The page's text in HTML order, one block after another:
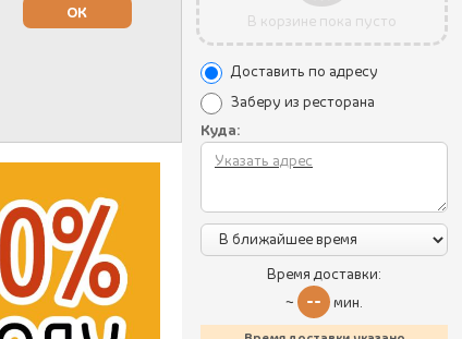
В корзине пока пусто
Доставить по адресу
Заберу из ресторана
Куда:
Время доставки:
~
-- мин.